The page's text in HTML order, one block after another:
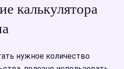
калькулятора
нужное количество